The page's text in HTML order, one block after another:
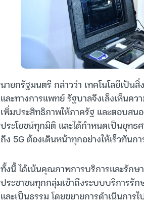
นายกรัฐมนตรี กล่าวว่า เทคโนโลยีเป็
และทางการแพทย์ รัฐบาลจึงเล็งเห็นคว
เพิ่มประสิทธิภาพให้ภาครัฐ และตอบสน
ประโยชน์ทุกมิติ และได้กำหนดเป็นยุทธ
ถึง 5G ต้องเดินหน้าทุกอย่างให้เร็วทันก
ทั้งนี้ ได้เน้นคุณภาพการบริการและรัก
ประชาชนทุกกลุ่มเข้าถึงระบบบริการรัก
และเป็นธรรม โดยขยายการดำเนินการ